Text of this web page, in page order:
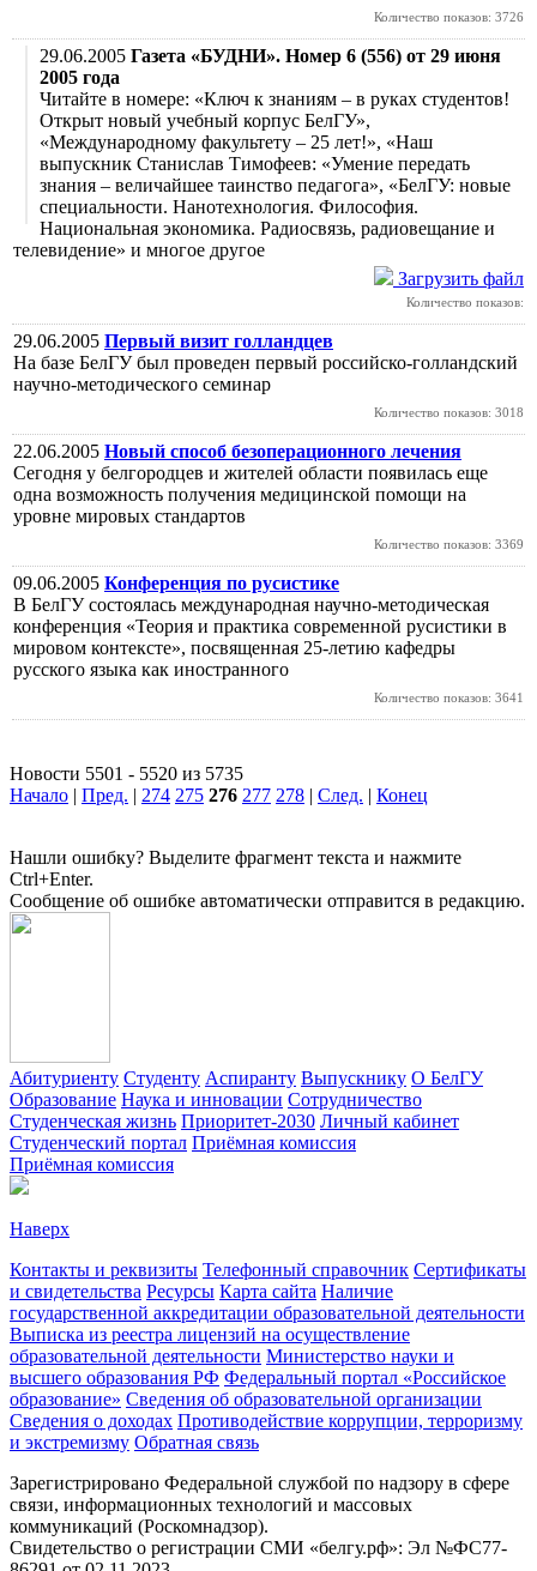
Количество показов: 3726
29.06.2005 Газета «БУДНИ». Номер 6 (556) от 29 июня
2005 года
Читайте в номере: «Ключ к знаниям – в руках студентов!
Открыт новый учебный корпус БелГУ»,
«Международному факультету – 25 лет!», «Наш
выпускник Станислав Тимофеев: «Умение передать
знания – величайшее таинство педагога», «БелГУ: новые
специальности. Нанотехнология. Философия.
Национальная экономика. Радиосвязь, радиовещание и
телевидение» и многое другое
Загрузить файл
Количество показов:
29.06.2005 Первый визит голландцев
На базе БелГУ был проведен первый российско-голландский
научно-методического семинар
Количество показов: 3018
22.06.2005 Новый способ безоперационного лечения
Сегодня у белгородцев и жителей области появилась еще
одна возможность получения медицинской помощи на
уровне мировых стандартов
Количество показов: 3369
09.06.2005 Конференция по русистике
В БелГУ состоялась международная научно-методическая
конференция «Теория и практика современной русистики в
мировом контексте», посвященная 25-летию кафедры
русского языка как иностранного
Количество показов: 3641
Новости 5501 - 5520 из 5735
Начало | Пред. | 274 275 276 277 278 | След. | Конец
Нашли ошибку? Выделите фрагмент текста и нажмите
Ctrl+Enter.
Сообщение об ошибке автоматически отправится в редакцию.
Абитуриенту Студенту Аспиранту Выпускнику О БелГУ
Образование Наука и инновации Сотрудничество
Студенческая жизнь Приоритет-2030 Личный кабинет
Студенческий портал Приёмная комиссия
Приёмная комиссия
Наверх
Контакты и реквизиты Телефонный справочник Сертификаты
и свидетельства Ресурсы Карта сайта Наличие
государственной аккредитации образовательной деятельности
Выписка из реестра лицензий на осуществление
образовательной деятельности Министерствo науки и
высшего образования РФ Федеральный портал «Российское
образование» Сведения об образовательной организации
Сведения о доходах Противодействие коррупции, терроризму
и экстремизму Обратная связь
Зарегистрировано Федеральной службой по надзору в сфере
связи, информационных технологий и массовых
коммуникаций (Роскомнадзор).
Свидетельство о регистрации СМИ «белгу.рф»: Эл №ФС77-